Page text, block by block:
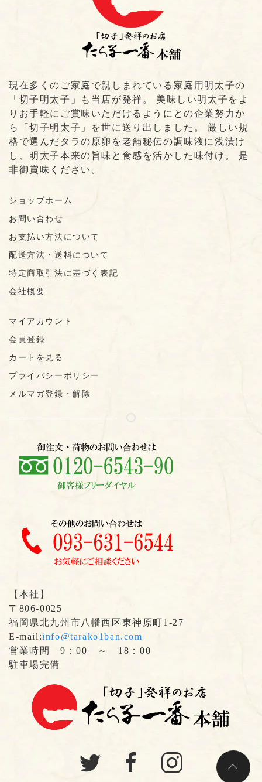
現在多くのご家庭で親しまれている家庭用明太子の
「切子明太子」も当店が発祥。 美味しい明太子をよ
りお手軽にご賞味いただけるようにとの企業努力か
ら「切子明太子」を世に送り出しました。 厳しい規
格で選んだタラの原卵を老舗秘伝の調味液に浅漬け
し、明太子本来の旨味と食感を活かした味付け。 是
非御賞味ください。
ショップホーム
お問い合わせ
お支払い方法について
配送方法・送料について
特定商取引法に基づく表記
会社概要
マイアカウント
会員登録
カートを見る
プライバシーポリシー
メルマガ登録・解除
【本社】
〒806-0025
福岡県北九州市八幡西区東神原町1-27
E-mail:info@tarako1ban.com
営業時間 9：00 ～ 18：00
駐車場完備